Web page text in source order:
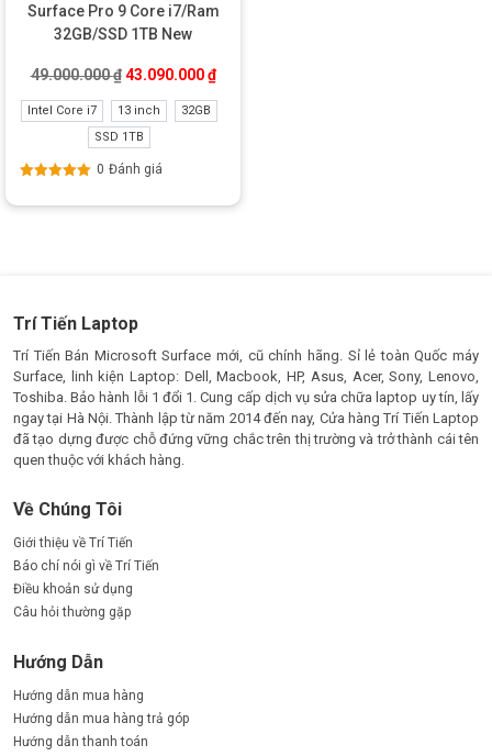
Surface Pro 9 Core i7/Ram
32GB/SSD 1TB New
49.000.000₫ Giá gốc là: 49.000.000 ₫.
43.090.000₫Giá hiện tại là: 43.090.000 ₫.
Intel Core i7 13 inch
32GB
SSD 1TB
0 Đánh giá
Trí Tiến Laptop
Trí Tiến Bán Microsoft Surface mới, cũ chính hãng. Sỉ lẻ toàn Quốc máy
Surface, linh kiện Laptop: Dell, Macbook, HP, Asus, Acer, Sony, Lenovo,
Toshiba. Bảo hành lỗi 1 đổi 1. Cung cấp dịch vụ sửa chữa laptop uy tín, lấy
ngay tại Hà Nội. Thành lập từ năm 2014 đến nay, Cửa hàng Trí Tiến Laptop
đã tạo dựng được chỗ đứng vững chắc trên thị trường và trở thành cái tên
quen thuộc với khách hàng.
Về Chúng Tôi
Giới thiệu về Trí Tiến
Báo chí nói gì về Trí Tiến
Điều khoản sử dụng
Câu hỏi thường gặp
Hướng Dẫn
Hướng dẫn mua hàng
Hướng dẫn mua hàng trả góp
Hướng dẫn thanh toán